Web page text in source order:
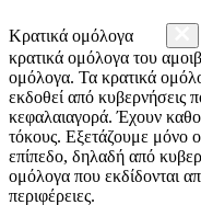
Κρατικά ομόλογα
κρατικά ομόλογα του
ομόλογα. Τα κρατικά
εκδοθεί από κυβερνήσεις
κεφαλαιαγορά. Έχουν
τόκους. Εξετάζουμε μόνο
επίπεδο, δηλαδή από
ομόλογα που εκδίδονται
περιφέρειες.